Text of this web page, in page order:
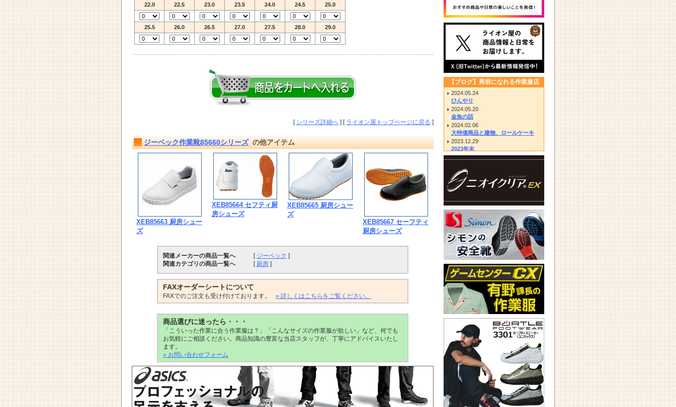
22.0 22.5 23.0 23.5 24.0 24.5 25.0
25.5 26.0 26.5 27.0 27.5 28.0 29.0
[ シリーズ詳細へ ] [ ライオン屋トップページに戻る ]
ジーベック作業靴85660シリーズの他アイテム
XEB85663 厨房シュー
ズ
XEB85664 セフティ厨
房シューズ
XEB85665 厨房シュー
ズ
XEB85667 セーフティ
厨房シューズ
関連メーカーの商品一覧へ [ ジーベック ]
関連カテゴリの商品一覧へ
[ 厨房 ]
FAXオーダーシートについて
FAXでのご注文も受け付けております。 » 詳しくはこちらをご覧ください。
商品選びに迷ったら・・・
「こういった作業に合う作業服は？」「こんなサイズの作業服が欲しい」など、何でも
お気軽にご相談ください。商品知識の豊富な当店スタッフが、丁寧にアドバイスいたし
ます。
» お問い合わせフォーム
【ブログ】男前になれる作業服店
2024.05.24
ひんやり
2024.05.20
金魚の話
2024.02.06
大特価商品と建物、ロールケーキ
2023.12.29
2023年末
2023.12.14